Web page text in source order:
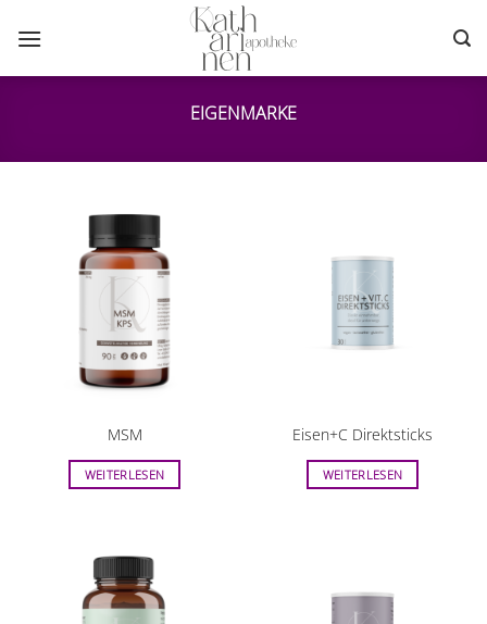
Inhalt
EIGENMARKE
MSM
WEITERLESEN
Eisen+C Direktsticks
WEITERLESEN